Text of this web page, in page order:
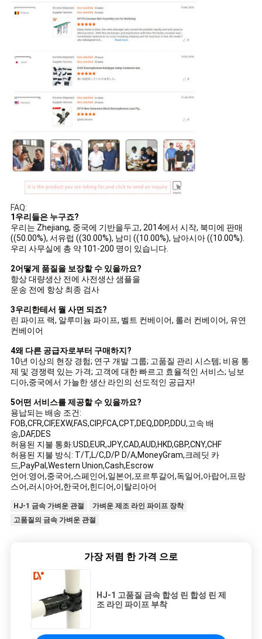
FAQ:
1우리들은 누구죠?
우리는 Zhejiang, 중국에 기반을두고, 2014에서 시작, 북미에 판매
((50.00%), 서유럽 ((30.00%), 남미 ((10.00%), 남아시아 ((10.00%).
우리 사무실에 총 약 101-200 명이 있습니다.
2어떻게 품질을 보장할 수 있을까요?
항상 대량생산 전에 사전생산 샘플을
운송 전에 항상 최종 검사
3우리한테서 뭘 사면 되죠?
린 파이프 랙, 알루미늄 파이프, 벨트 컨베이어, 롤러 컨베이어, 유연
컨베이어
4왜 다른 공급자로부터 구매하지?
10년 이상의 현장 경험; 연구 개발 그룹; 고품질 관리 시스템; 비용 통
제 및 경쟁력 있는 가격; 고객에 대한 빠르고 효율적인 서비스; 닝보
디아,중국에서 가늘한 생산 라인의 선도적인 공급자!
5어떤 서비스를 제공할 수 있을까요?
용납되는 배송 조건:
FOB,CFR,CIF,EXW,FAS,CIP,FCA,CPT,DEQ,DDP,DDU,고속 배
송,DAF,DES
허용된 지불 통화:USD,EUR,JPY,CAD,AUD,HKD,GBP,CNY,CHF
허용된 지불 방식: T/T,L/C,D/P D/A,MoneyGram,크레딧 카
드,PayPal,Western Union,Cash,Escrow
언어:영어,중국어,스페인어,일본어,포르투갈어,독일어,아랍어,프랑
스어,러시아어,한국어,힌디어,이탈리아어
HJ-1 금속 가벼운 관절
가벼운 제조 라인 파이프 장착
고품질의 금속 가벼운 관절
가장 저렴 한 가격 으로
HJ-1 고품질 금속 합성 린 합성 린 제
조 라인 파이프 부착